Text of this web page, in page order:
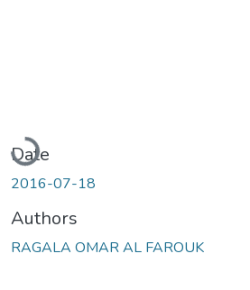
Date
2016-07-18
Authors
RAGALA OMAR AL FAROUK